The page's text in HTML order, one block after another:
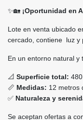
✨🏡 ¡Oportunidad en
Lote en venta ubicado
cercado, contiene luz y
En un entorno natural y
📐 Superficie total:
📏 Medidas: 12 metros
✅ Naturaleza y
Se aceptan ofertas a